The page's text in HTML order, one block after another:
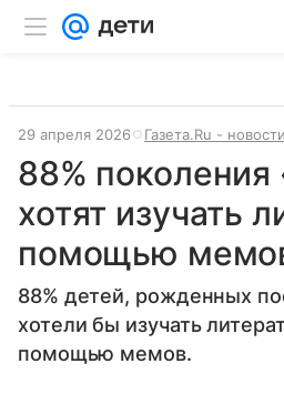
29 апреля 2026 Газета.Ru - новости
88% поколения
хотят изучать
помощью
88% детей, рожденных
хотели бы изучать
помощью мемов.